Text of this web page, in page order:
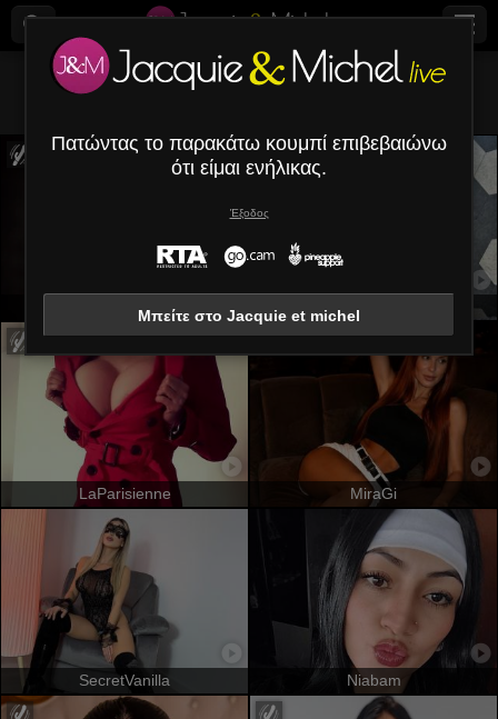
Ολα (
SaritaVelez OrianaLaFrancaise
LaParisienne MiraGi
SecretVanilla Niabam
Πατώντας το παρακάτω κουμπί επιβεβαιώνω
ότι είμαι ενήλικας.
Έξοδος
Μπείτε στο Jacquie et michel